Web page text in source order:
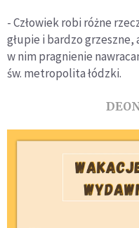
- Człowiek robi różne
głupie i bardzo grzeszne,
w nim pragnienie
św. metropolita łódzki.